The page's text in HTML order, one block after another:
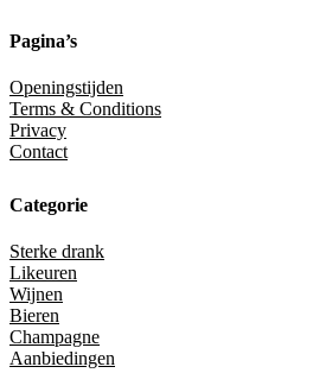
Pagina’s
Openingstijden
Terms & Conditions
Privacy
Contact
Categorie
Sterke drank
Likeuren
Wijnen
Bieren
Champagne
Aanbiedingen